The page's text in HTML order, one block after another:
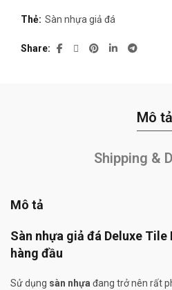
Thẻ: Sàn nhựa giả đá
Share
Mô tả
Shipping &
Mô tả
Sàn nhựa giả đá Deluxe
hàng đầu
Sử dụng sàn nhựa đang trở nên rất